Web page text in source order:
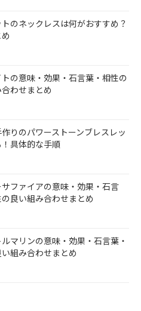
のネックレスは何がおすすめ？
の意味・効果・石言葉・相性の
わせまとめ
りのパワーストーンブレスレッ
！具体的な手順
ファイアの意味・効果・石言
良い組み合わせまとめ
マリンの意味・効果・石言葉・
組み合わせまとめ